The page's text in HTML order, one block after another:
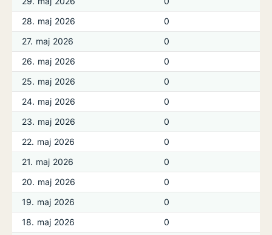
28. maj 2026
0
27. maj 2026
0
26. maj 2026
0
25. maj 2026
0
24. maj 2026
0
23. maj 2026
0
22. maj 2026
0
21. maj 2026
0
20. maj 2026
0
19. maj 2026
0
18. maj 2026
0